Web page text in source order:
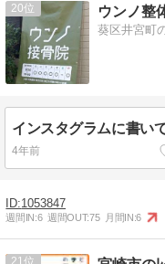
20 ウンノ整
葵区井宮町
インスタグラムに書い
4年前
1053847
週間IN:6 週間OUT:75 月間IN:6